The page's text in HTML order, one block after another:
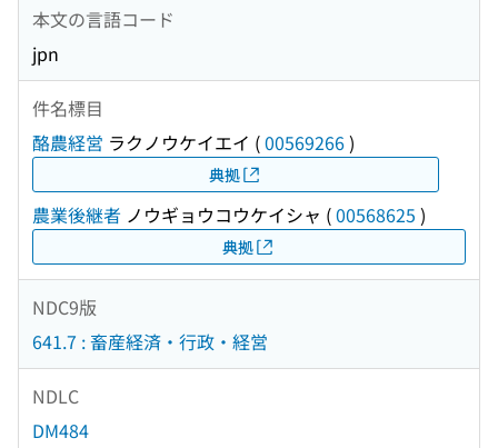
本文の言語コード
jpn
件名標目
酪農経営 ラクノウケイエイ (00569266)
典拠
農業後継者 ノウギョウコウケイシャ (00568625 )
典拠
NDC9版
641.7 : 畜産経済・行政・経営
NDLC
DM484